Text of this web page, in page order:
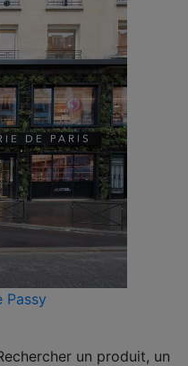
Passy
un produit, un